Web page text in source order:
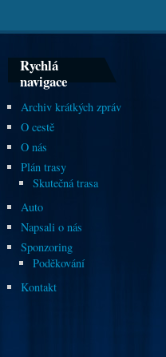
Rychlá
navigace
Archiv krátkých zpráv
O cestě
O nás
Plán trasy
Skutečná trasa
Auto
Napsali o nás
Sponzoring
Poděkování
Kontakt